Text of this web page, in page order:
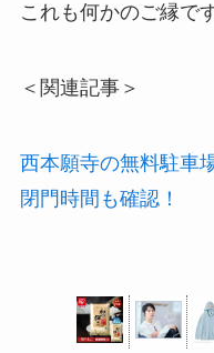
これも何かのご縁で
＜関連記事＞
西本願寺の無料駐車
閉門時間も確認！